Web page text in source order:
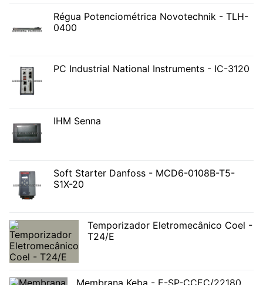
Régua Potenciométrica Novotechnik - TLH-
0400
PC Industrial National Instruments - IC-3120
IHM Senna
Soft Starter Danfoss - MCD6-0108B-T5-
S1X-20
Temporizador Eletromecânico Coel -
T24/E
Membrana Keba - E-SP-CCEC/22180